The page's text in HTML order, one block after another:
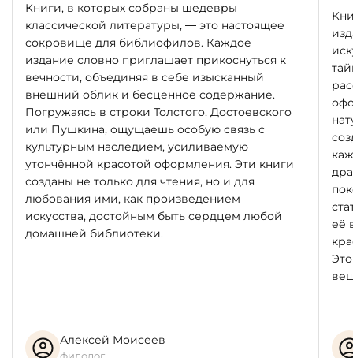
Книги, в которых собраны шедевры
классической литературы, — это настоящее
сокровище для библиофилов. Каждое
издание словно приглашает прикоснуться к
вечности, объединяя в себе изысканный
внешний облик и бесценное содержание.
Погружаясь в строки Толстого, Достоевского
или Пушкина, ощущаешь особую связь с
культурным наследием, усиливаемую
утончённой красотой оформления. Эти книги
созданы не только для чтения, но и для
любования ими, как произведением
искусства, достойным быть сердцем любой
домашней библиотеки.
Алексей Моисеев
её